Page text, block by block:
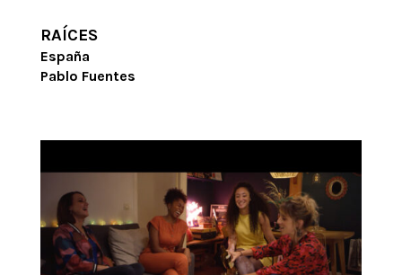
RAÍCES
España
Pablo Fuentes